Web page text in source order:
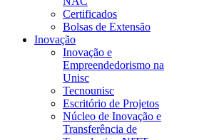
Certificados
Bolsas de Extensão
Inovação
Inovação e
Empreendedorismo na
Unisc
Tecnounisc
Escritório de Projetos
Núcleo de Inovação e
Transferência de